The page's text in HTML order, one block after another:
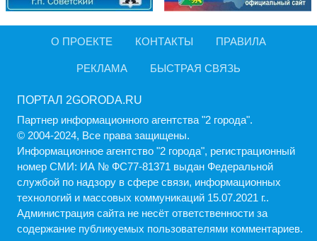
О ПРОЕКТЕ КОНТАКТЫ ПРАВИЛА
РЕКЛАМА БЫСТРАЯ СВЯЗЬ
ПОРТАЛ 2GORODA.RU
Партнер информационного агентства "2 города".
© 2004-2024, Все права защищены.
Информационное агентство "2 города", регистрационный
номер СМИ: ИА № ФС77-81371 выдан Федеральной
службой по надзору в сфере связи, информационных
технологий и массовых коммуникаций 15.07.2021 г..
Администрация cайта не несёт ответственности за
содержание публикуемых пользователями комментариев.